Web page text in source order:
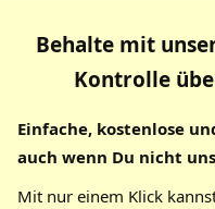
Behalte mit
Kontrolle
Einfache, kostenlose
auch wenn Du nicht
Mit nur einem Klick